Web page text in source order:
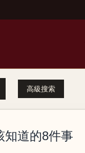
高級搜索
知道的8件事